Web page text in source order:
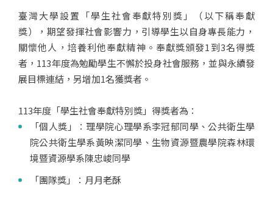
臺灣大學設置「學生社會奉獻特別獎」（以下稱奉獻
獎），期望發揮社會影響力，引導學生以自身專長能力，
關懷他人，培養利他奉獻精神。奉獻獎頒發1到3名得獎
者，113年度為勉勵學生不懈於投身社會服務，並與永續發
展目標連結，另增加1名獲獎者。
113年度「學生社會奉獻特別獎」得獎者為：
「個人獎」：理學院心理學系李冠郁同學、公共衛生學
院公共衛生學系黃映潔同學、生物資源暨農學院森林環
境暨資源學系陳忠峻同學
「團隊獎」：月月老酥